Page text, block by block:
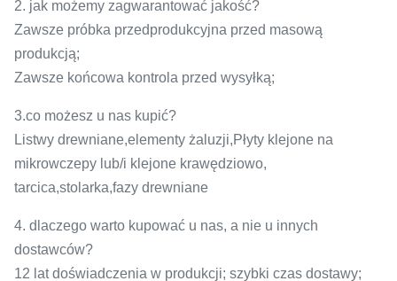
2. jak możemy zagwarantować jakość?
Zawsze próbka przedprodukcyjna przed masową
produkcją;
Zawsze końcowa kontrola przed wysyłką;
3.co możesz u nas kupić?
Listwy drewniane,elementy żaluzji,Płyty klejone na
mikrowczepy lub/i klejone krawędziowo,
tarcica,stolarka,fazy drewniane
4. dlaczego warto kupować u nas, a nie u innych
dostawców?
12 lat doświadczenia w produkcji; szybki czas dostawy;